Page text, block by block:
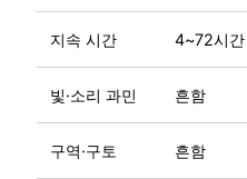
지속 시간 4~72시간
빛·소리 과민 흔함
구역·구토 흔함